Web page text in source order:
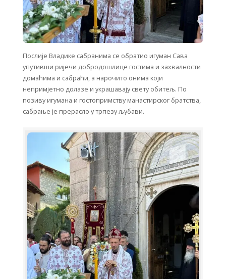
Послије Владике сабранима се обратио игуман Сава
упутивши ријечи добродошлице гостима и захвалности
домаћима и сабраћи, а нарочито онима који
непримјетно долазе и украшавају свету обитељ. По
позиву игумана и гостопримству манастирског братства,
сабрање је прерасло у трпезу љубави.